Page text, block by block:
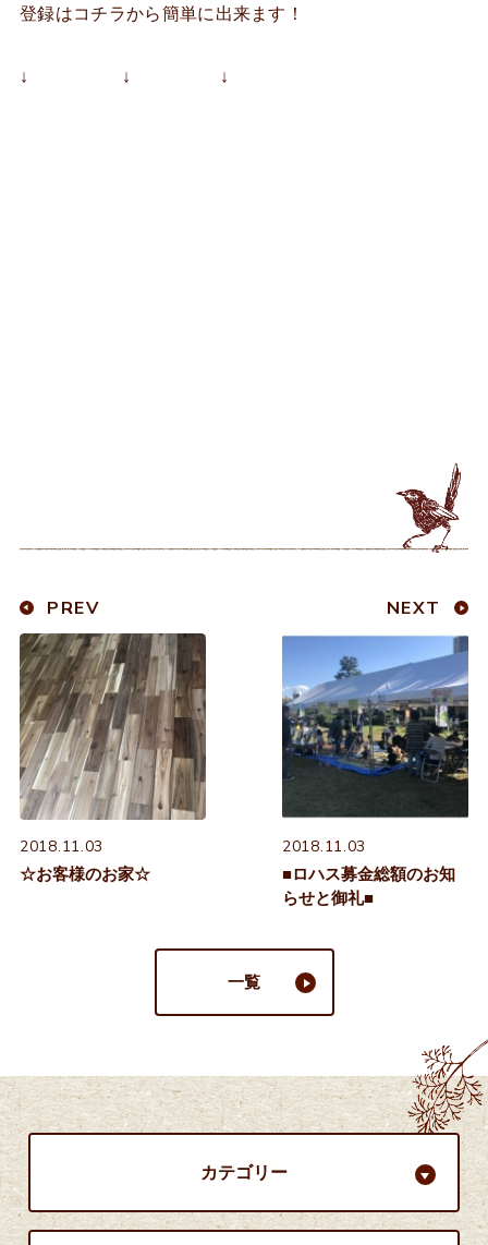
登録はコチラから簡単に出来ます！
↓ ↓ ↓
PREV
2018.11.03
☆お客様のお家☆
NEXT
2018.11.03
■ロハス募金総額のお知
らせと御礼■
一覧
カテゴリー